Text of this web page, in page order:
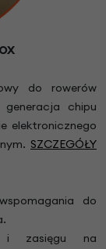
do rowerów
chipu
elektronicznego
SZCZEGÓŁY
do
i zasięgu na